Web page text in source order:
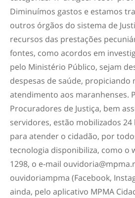
Diminuímos gastos e estamos
outros órgãos do sistema de
recursos das prestações
fontes, como acordos em
pelo Ministério Público, sejam
despesas de saúde, propiciando
atendimento aos maranhenses.
Procuradores de Justiça, bem
servidores, estão mobilizados
para atender o cidadão, por
tecnologia disponibiliza, como o
1298, o e-mail
ouvidoriampma (Facebook,
ainda, pelo aplicativo MPMA